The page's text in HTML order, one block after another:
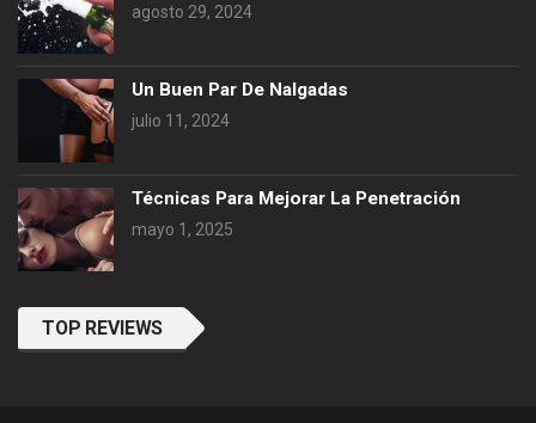
agosto 29, 2024
Un Buen Par De Nalgadas
julio 11, 2024
Técnicas Para Mejorar La Penetración
mayo 1, 2025
TOP REVIEWS